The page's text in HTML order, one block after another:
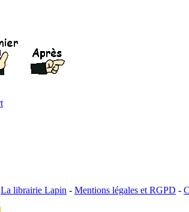
La librairie Lapin - Mentions légales et RGPD -